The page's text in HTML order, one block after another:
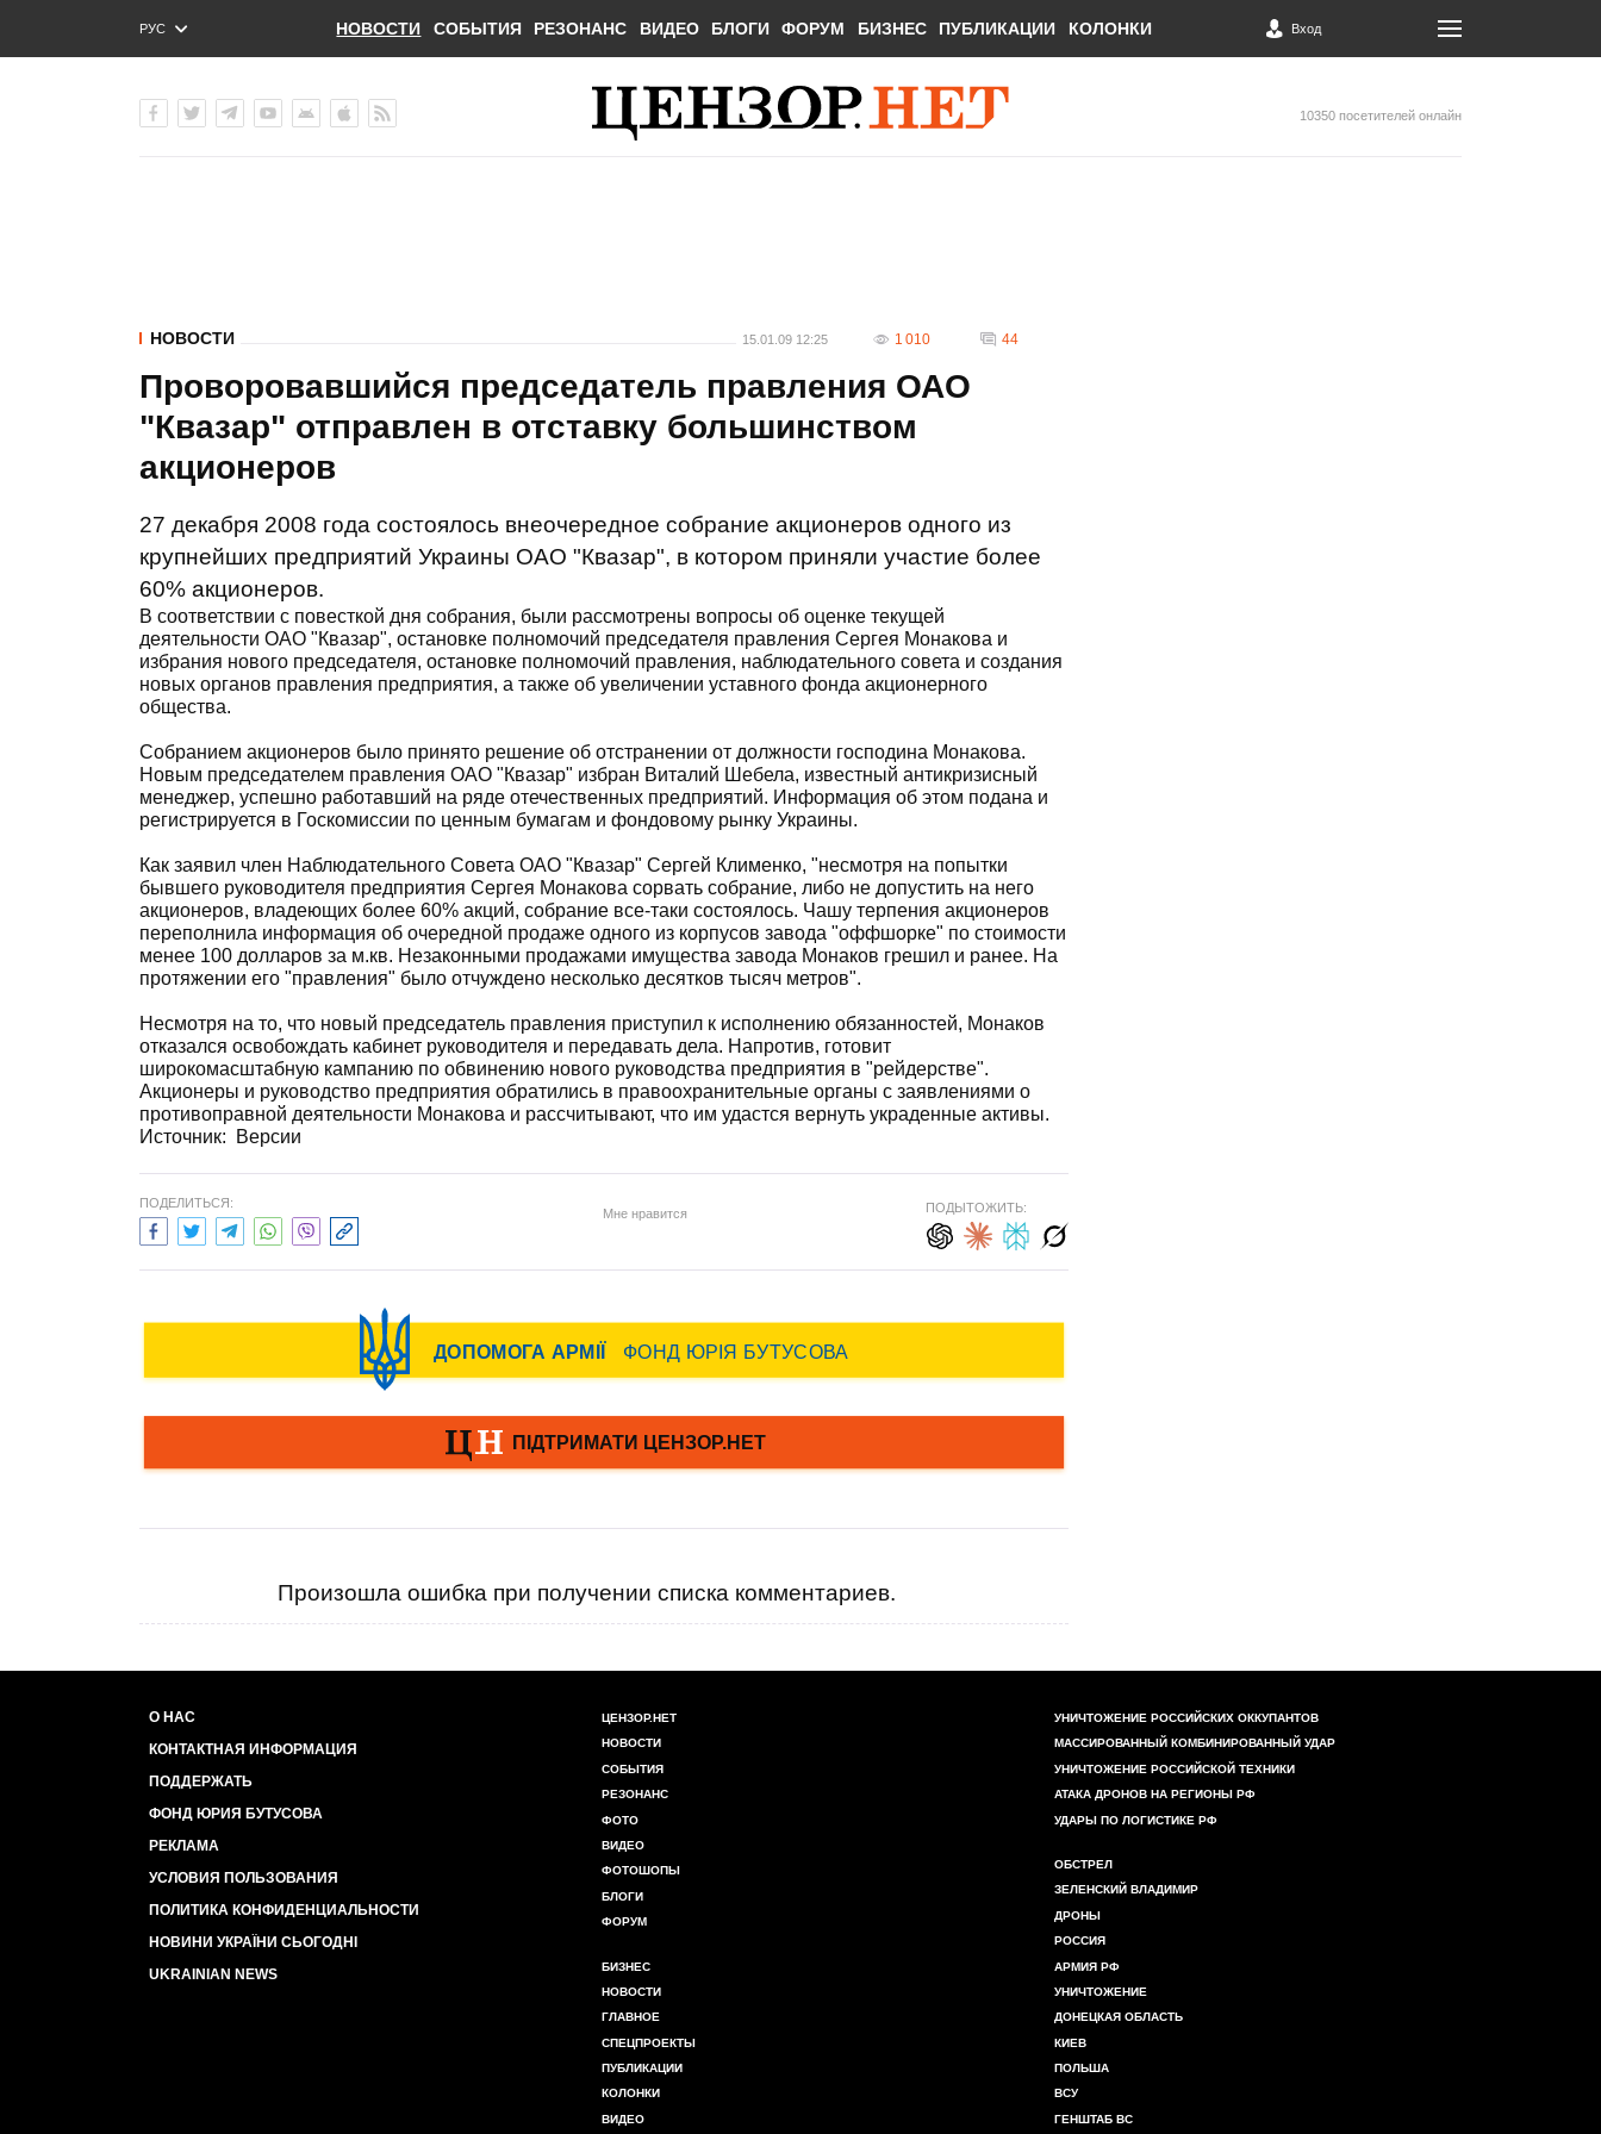
РУС
ENG
НОВОСТИ СОБЫТИЯ РЕЗОНАНС ВИДЕО БЛОГИ ФОРУМ БИЗНЕС ПУБЛИКАЦИИ КОЛОНКИ Вход
10350 посетителей онлайн
НОВОСТИ 15.01.09 12:25 1 010 44
Проворовавшийся председатель правления ОАО
"Квазар" отправлен в отставку большинством
акционеров
27 декабря 2008 года состоялось внеочередное собрание акционеров одного из
крупнейших предприятий Украины ОАО "Квазар", в котором приняли участие более
60% акционеров.
В соответствии с повесткой дня собрания, были рассмотрены вопросы об оценке текущей
деятельности ОАО "Квазар", остановке полномочий председателя правления Сергея Монакова и
избрания нового председателя, остановке полномочий правления, наблюдательного совета и создания
новых органов правления предприятия, а также об увеличении уставного фонда акционерного
общества.
Собранием акционеров было принято решение об отстранении от должности господина Монакова.
Новым председателем правления ОАО "Квазар" избран Виталий Шебела, известный антикризисный
менеджер, успешно работавший на ряде отечественных предприятий. Информация об этом подана и
регистрируется в Госкомиссии по ценным бумагам и фондовому рынку Украины.
Как заявил член Наблюдательного Совета ОАО "Квазар" Сергей Клименко, "несмотря на попытки
бывшего руководителя предприятия Сергея Монакова сорвать собрание, либо не допустить на него
акционеров, владеющих более 60% акций, собрание все-таки состоялось. Чашу терпения акционеров
переполнила информация об очередной продаже одного из корпусов завода "оффшорке" по стоимости
менее 100 долларов за м.кв. Незаконными продажами имущества завода Монаков грешил и ранее. На
протяжении его "правления" было отчуждено несколько десятков тысяч метров".
Несмотря на то, что новый председатель правления приступил к исполнению обязанностей, Монаков
отказался освобождать кабинет руководителя и передавать дела. Напротив, готовит
широкомасштабную кампанию по обвинению нового руководства предприятия в "рейдерстве".
Акционеры и руководство предприятия обратились в правоохранительные органы с заявлениями о
противоправной деятельности Монакова и рассчитывают, что им удастся вернуть украденные активы.
Источник:
Версии
ПОДЕЛИТЬСЯ:
Мне нравится ПОДЫТОЖИТЬ:
Произошла ошибка при получении списка комментариев.
О НАС
КОНТАКТНАЯ ИНФОРМАЦИЯ
ПОДДЕРЖАТЬ
ФОНД ЮРИЯ БУТУСОВА
РЕКЛАМА
УСЛОВИЯ ПОЛЬЗОВАНИЯ
ПОЛИТИКА КОНФИДЕНЦИАЛЬНОСТИ
НОВИНИ УКРАЇНИ СЬОГОДНІ
UKRAINIAN NEWS
ЦЕНЗОР.НЕТ
НОВОСТИ
СОБЫТИЯ
РЕЗОНАНС
ФОТО
ВИДЕО
ФОТОШОПЫ
БЛОГИ
ФОРУМ
БИЗНЕС
НОВОСТИ
ГЛАВНОЕ
СПЕЦПРОЕКТЫ
ПУБЛИКАЦИИ
КОЛОНКИ
ВИДЕО
УНИЧТОЖЕНИЕ РОССИЙСКИХ ОККУПАНТОВ
МАССИРОВАННЫЙ КОМБИНИРОВАННЫЙ УДАР
УНИЧТОЖЕНИЕ РОССИЙСКОЙ ТЕХНИКИ
АТАКА ДРОНОВ НА РЕГИОНЫ РФ
УДАРЫ ПО ЛОГИСТИКЕ РФ
ОБСТРЕЛ
ЗЕЛЕНСКИЙ ВЛАДИМИР
ДРОНЫ
РОССИЯ
АРМИЯ РФ
УНИЧТОЖЕНИЕ
ДОНЕЦКАЯ ОБЛАСТЬ
КИЕВ
ПОЛЬША
ВСУ
ГЕНШТАБ ВС